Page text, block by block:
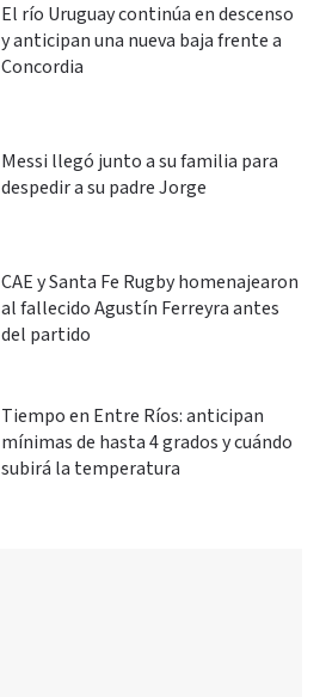
El río Uruguay continúa en descenso
y anticipan una nueva baja frente a
Concordia
Messi llegó junto a su familia para
despedir a su padre Jorge
CAE y Santa Fe Rugby homenajearon
al fallecido Agustín Ferreyra antes
del partido
Tiempo en Entre Ríos: anticipan
mínimas de hasta 4 grados y cuándo
subirá la temperatura